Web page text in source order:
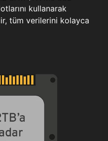
kullanarak
tüm verilerini kolayca